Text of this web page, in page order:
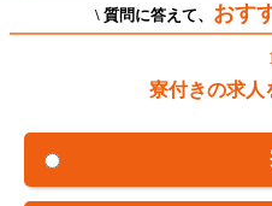
\ 質問に答えて、 おす
寮付きの求人